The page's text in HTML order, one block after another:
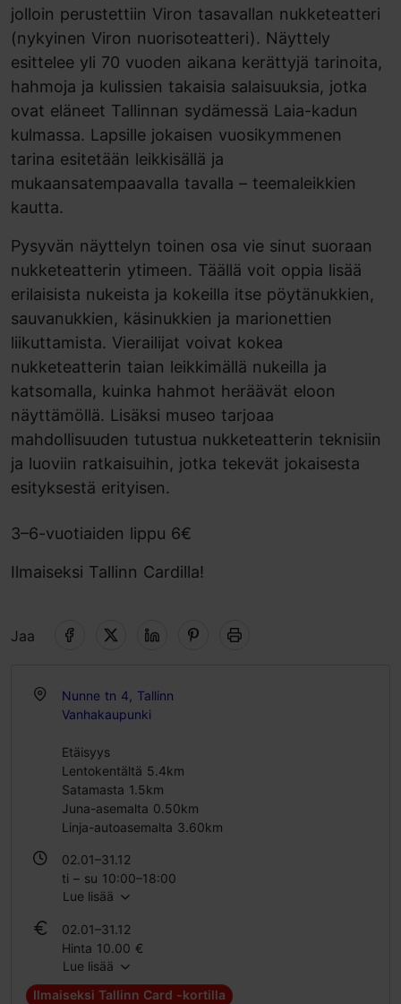
jolloin perustettiin Viron tasavallan nukketeatteri
(nykyinen Viron nuorisoteatteri). Näyttely
esittelee yli 70 vuoden aikana kerättyjä tarinoita,
hahmoja ja kulissien takaisia salaisuuksia, jotka
ovat eläneet Tallinnan sydämessä Laia-kadun
kulmassa. Lapsille jokaisen vuosikymmenen
tarina esitetään leikkisällä ja
mukaansatempaavalla tavalla – teemaleikkien
kautta.
Pysyvän näyttelyn toinen osa vie sinut suoraan
nukketeatterin ytimeen. Täällä voit oppia lisää
erilaisista nukeista ja kokeilla itse pöytänukkien,
sauvanukkien, käsinukkien ja marionettien
liikuttamista. Vierailijat voivat kokea
nukketeatterin taian leikkimällä nukeilla ja
katsomalla, kuinka hahmot heräävät eloon
näyttämöllä. Lisäksi museo tarjoaa
mahdollisuuden tutustua nukketeatterin teknisiin
ja luoviin ratkaisuihin, jotka tekevät jokaisesta
esityksestä erityisen.
3–6-vuotiaiden lippu 6€
Ilmaiseksi Tallinn Cardilla!
Jaa
Nunne tn 4, Tallinn
Vanhakaupunki
Etäisyys
Lentokentältä 5.4km
Satamasta 1.5km
Juna-asemalta 0.50km
Linja-autoasemalta 3.60km
02.01–31.12
ti – su 10:00–18:00
Lue lisää
02.01–31.12
Hinta 10.00 €
Oppilaslippu 6.00 €
Perhelippu 20.00 €
Lue lisää
Ilmaiseksi Tallinn Card -kortilla